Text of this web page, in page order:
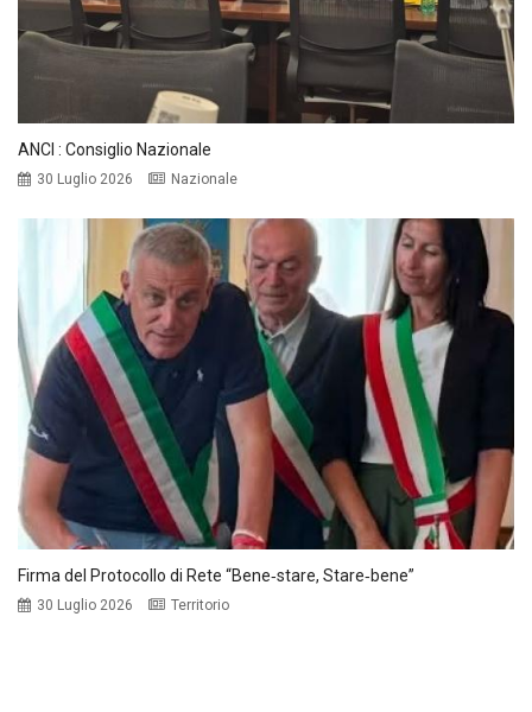
ANCI : Consiglio Nazionale
30 Luglio 2026 Nazionale
Firma del Protocollo di Rete “Bene‑stare, Stare‑bene”
30 Luglio 2026 Territorio